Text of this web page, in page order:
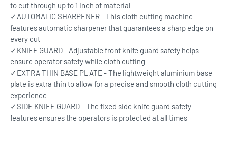
to cut through up to 1 inch of material
✓AUTOMATIC SHARPENER - This cloth cutting machine
features automatic sharpener that guarantees a sharp edge on
every cut
✓KNIFE GUARD - Adjustable front knife guard safety helps
ensure operator safety while cloth cutting
✓EXTRA THIN BASE PLATE - The lightweight aluminium base
plate is extra thin to allow for a precise and smooth cloth cutting
experience
✓SIDE KNIFE GUARD - The fixed side knife guard safety
features ensures the operators is protected at all times